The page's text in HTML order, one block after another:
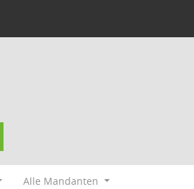
Alle Mandanten